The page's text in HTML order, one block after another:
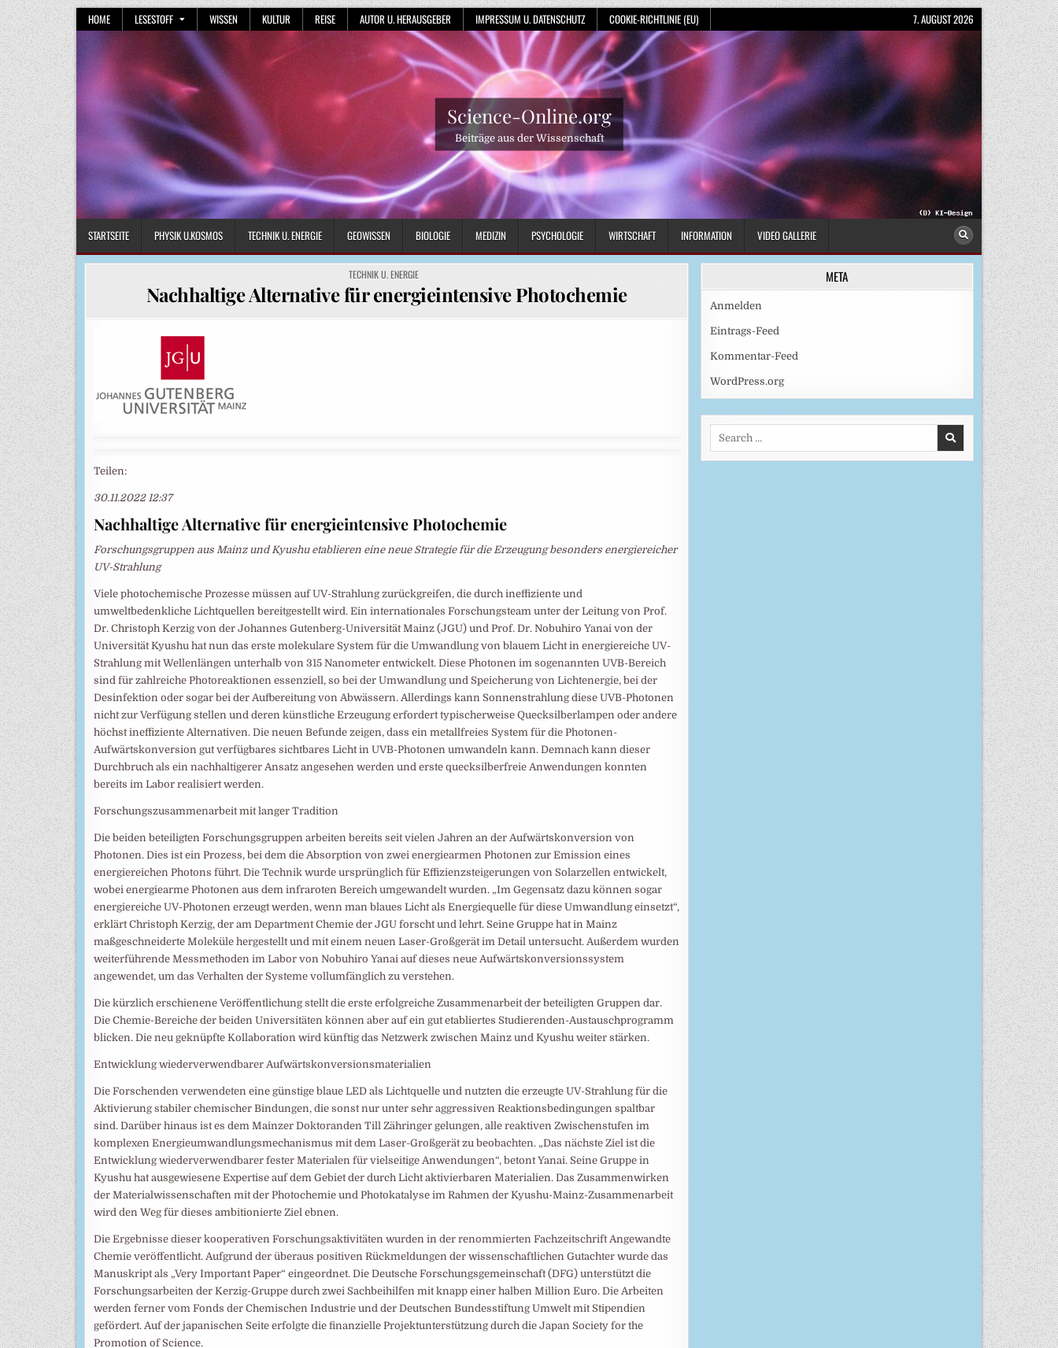
Skip
to
content
HOME LESESTOFF WISSEN KULTUR REISE AUTOR U. HERAUSGEBER IMPRESSUM U. DATENSCHUTZ COOKIE-RICHTLINIE (EU) 7. AUGUST 2026
Science-Online.org
Beiträge aus der Wissenschaft
STARTSEITE PHYSIK U.KOSMOS TECHNIK U. ENERGIE GEOWISSEN BIOLOGIE MEDIZIN PSYCHOLOGIE WIRTSCHAFT INFORMATION VIDEO GALLERIE
POSTED
IN
TECHNIK U. ENERGIE
Nachhaltige Alternative für energieintensive Photochemie
Teilen:
30.11.2022 12:37
Nachhaltige Alternative für energieintensive Photochemie
Forschungsgruppen aus Mainz und Kyushu etablieren eine neue Strategie für die Erzeugung besonders energiereicher
UV-Strahlung
Viele photochemische Prozesse müssen auf UV-Strahlung zurückgreifen, die durch ineffiziente und
umweltbedenkliche Lichtquellen bereitgestellt wird. Ein internationales Forschungsteam unter der Leitung von Prof.
Dr. Christoph Kerzig von der Johannes Gutenberg-Universität Mainz (JGU) und Prof. Dr. Nobuhiro Yanai von der
Universität Kyushu hat nun das erste molekulare System für die Umwandlung von blauem Licht in energiereiche UV-
Strahlung mit Wellenlängen unterhalb von 315 Nanometer entwickelt. Diese Photonen im sogenannten UVB-Bereich
sind für zahlreiche Photoreaktionen essenziell, so bei der Umwandlung und Speicherung von Lichtenergie, bei der
Desinfektion oder sogar bei der Aufbereitung von Abwässern. Allerdings kann Sonnenstrahlung diese UVB-Photonen
nicht zur Verfügung stellen und deren künstliche Erzeugung erfordert typischerweise Quecksilberlampen oder andere
höchst ineffiziente Alternativen. Die neuen Befunde zeigen, dass ein metallfreies System für die Photonen-
Aufwärtskonversion gut verfügbares sichtbares Licht in UVB-Photonen umwandeln kann. Demnach kann dieser
Durchbruch als ein nachhaltigerer Ansatz angesehen werden und erste quecksilberfreie Anwendungen konnten
bereits im Labor realisiert werden.
Forschungszusammenarbeit mit langer Tradition
Die beiden beteiligten Forschungsgruppen arbeiten bereits seit vielen Jahren an der Aufwärtskonversion von
Photonen. Dies ist ein Prozess, bei dem die Absorption von zwei energiearmen Photonen zur Emission eines
energiereichen Photons führt. Die Technik wurde ursprünglich für Effizienzsteigerungen von Solarzellen entwickelt,
wobei energiearme Photonen aus dem infraroten Bereich umgewandelt wurden. „Im Gegensatz dazu können sogar
energiereiche UV-Photonen erzeugt werden, wenn man blaues Licht als Energiequelle für diese Umwandlung einsetzt“,
erklärt Christoph Kerzig, der am Department Chemie der JGU forscht und lehrt. Seine Gruppe hat in Mainz
maßgeschneiderte Moleküle hergestellt und mit einem neuen Laser-Großgerät im Detail untersucht. Außerdem wurden
weiterführende Messmethoden im Labor von Nobuhiro Yanai auf dieses neue Aufwärtskonversionssystem
angewendet, um das Verhalten der Systeme vollumfänglich zu verstehen.
Die kürzlich erschienene Veröffentlichung stellt die erste erfolgreiche Zusammenarbeit der beteiligten Gruppen dar.
Die Chemie-Bereiche der beiden Universitäten können aber auf ein gut etabliertes Studierenden-Austauschprogramm
blicken. Die neu geknüpfte Kollaboration wird künftig das Netzwerk zwischen Mainz und Kyushu weiter stärken.
Entwicklung wiederverwendbarer Aufwärtskonversionsmaterialien
Die Forschenden verwendeten eine günstige blaue LED als Lichtquelle und nutzten die erzeugte UV-Strahlung für die
Aktivierung stabiler chemischer Bindungen, die sonst nur unter sehr aggressiven Reaktionsbedingungen spaltbar
sind. Darüber hinaus ist es dem Mainzer Doktoranden Till Zähringer gelungen, alle reaktiven Zwischenstufen im
komplexen Energieumwandlungsmechanismus mit dem Laser-Großgerät zu beobachten. „Das nächste Ziel ist die
Entwicklung wiederverwendbarer fester Materialen für vielseitige Anwendungen“, betont Yanai. Seine Gruppe in
Kyushu hat ausgewiesene Expertise auf dem Gebiet der durch Licht aktivierbaren Materialien. Das Zusammenwirken
der Materialwissenschaften mit der Photochemie und Photokatalyse im Rahmen der Kyushu-Mainz-Zusammenarbeit
wird den Weg für dieses ambitionierte Ziel ebnen.
Die Ergebnisse dieser kooperativen Forschungsaktivitäten wurden in der renommierten Fachzeitschrift Angewandte
Chemie veröffentlicht. Aufgrund der überaus positiven Rückmeldungen der wissenschaftlichen Gutachter wurde das
Manuskript als „Very Important Paper“ eingeordnet. Die Deutsche Forschungsgemeinschaft (DFG) unterstützt die
Forschungsarbeiten der Kerzig-Gruppe durch zwei Sachbeihilfen mit knapp einer halben Million Euro. Die Arbeiten
werden ferner vom Fonds der Chemischen Industrie und der Deutschen Bundesstiftung Umwelt mit Stipendien
gefördert. Auf der japanischen Seite erfolgte die finanzielle Projektunterstützung durch die Japan Society for the
Promotion of Science.
META
Anmelden
Eintrags-Feed
Kommentar-Feed
WordPress.org